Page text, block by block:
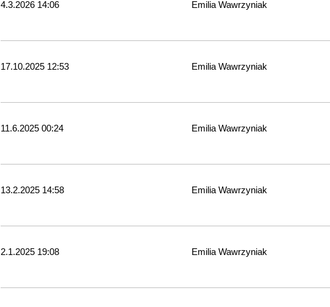
4.3.2026 14:06 Emilia Wawrzyniak
17.10.2025 12:53 Emilia Wawrzyniak
11.6.2025 00:24 Emilia Wawrzyniak
13.2.2025 14:58 Emilia Wawrzyniak
2.1.2025 19:08 Emilia Wawrzyniak